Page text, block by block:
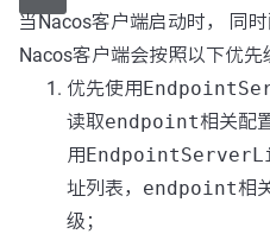
当Nacos客户端启动时， 同
Nacos客户端会按照以下优先
优先使用
读取endpoint相关配
用
址列表， endpoint相
级；